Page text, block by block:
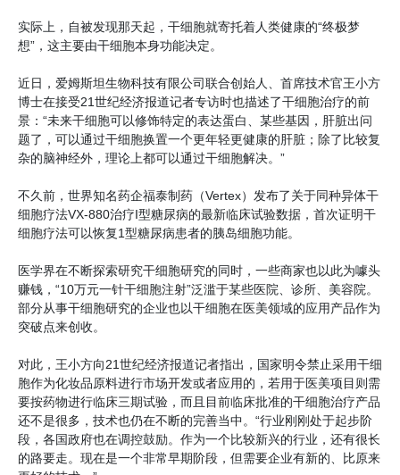
实际上，自被发现那天起，干细胞就寄托着人类健康的“终极梦
想”，这主要由干细胞本身功能决定。
近日，爱姆斯坦生物科技有限公司联合创始人、首席技术官王小方
博士在接受21世纪经济报道记者专访时也描述了干细胞治疗的前
景：“未来干细胞可以修饰特定的表达蛋白、某些基因，肝脏出问
题了，可以通过干细胞换置一个更年轻更健康的肝脏；除了比较复
杂的脑神经外，理论上都可以通过干细胞解决。”
不久前，世界知名药企福泰制药（Vertex）发布了关于同种异体干
细胞疗法VX-880治疗I型糖尿病的最新临床试验数据，首次证明干
细胞疗法可以恢复1型糖尿病患者的胰岛细胞功能。
医学界在不断探索研究干细胞研究的同时，一些商家也以此为噱头
赚钱，“10万元一针干细胞注射”泛滥于某些医院、诊所、美容院。
部分从事干细胞研究的企业也以干细胞在医美领域的应用产品作为
突破点来创收。
对此，王小方向21世纪经济报道记者指出，国家明令禁止采用干细
胞作为化妆品原料进行市场开发或者应用的，若用于医美项目则需
要按药物进行临床三期试验，而且目前临床批准的干细胞治疗产品
还不是很多，技术也仍在不断的完善当中。“行业刚刚处于起步阶
段，各国政府也在调控鼓励。作为一个比较新兴的行业，还有很长
的路要走。现在是一个非常早期阶段，但需要企业有新的、比原来